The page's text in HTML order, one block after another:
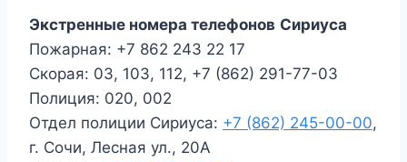
Экстренные номера телефонов Сириуса
Пожарная: +7 862 243 22 17
Скорая: 03, 103, 112, +7 (862) 291-77-03
Полиция: 020, 002
Отдел полиции Сириуса: +7 (862) 245-00-00,
г. Сочи, Лесная ул., 20А